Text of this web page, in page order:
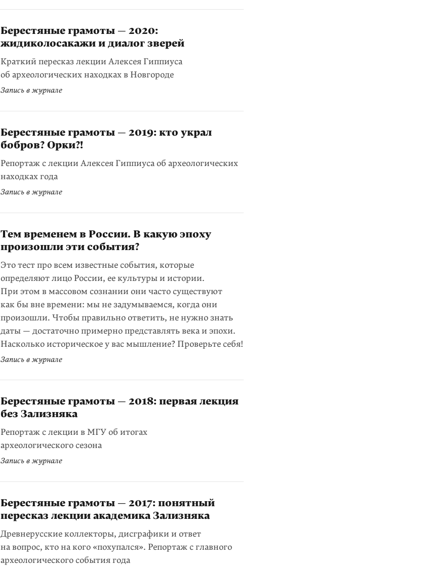
Берестяные грамоты — 2020:
жидиколосакажи и диалог зверей
Краткий пересказ лекции Алексея Гиппиуса
об археологических находках в Новгороде
Запись в журнале
Берестяные грамоты — 2019: кто украл
бобров? Орки?!
Репортаж с лекции Алексея Гиппиуса об археологических
находках года
Запись в журнале
Тем временем в России. В какую эпоху
произошли эти события?
Это тест про всем известные события, которые
определяют лицо России, ее культуры и истории.
При этом в массовом сознании они часто существуют
как бы вне времени: мы не задумываемся, когда они
произошли. Чтобы правильно ответить, не нужно знать
даты — достаточно примерно представлять века и эпохи.
Насколько историческое у вас мышление? Проверьте себя!
Запись в журнале
Берестяные грамоты — 2018: первая лекция
без Зализняка
Репортаж с лекции в МГУ об итогах
археологического сезона
Запись в журнале
Берестяные грамоты — 2017: понятный
пересказ лекции академика Зализняка
Древнерусские коллекторы, дисграфики и ответ
на вопрос, кто на кого «похупался». Репортаж с главного
археологического события года